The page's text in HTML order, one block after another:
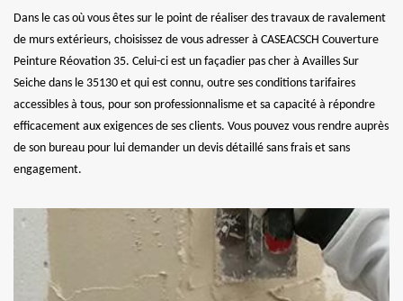
Dans le cas où vous êtes sur le point de réaliser des travaux de ravalement
de murs extérieurs, choisissez de vous adresser à CASEACSCH Couverture
Peinture Réovation 35. Celui-ci est un façadier pas cher à Availles Sur
Seiche dans le 35130 et qui est connu, outre ses conditions tarifaires
accessibles à tous, pour son professionnalisme et sa capacité à répondre
efficacement aux exigences de ses clients. Vous pouvez vous rendre auprès
de son bureau pour lui demander un devis détaillé sans frais et sans
engagement.